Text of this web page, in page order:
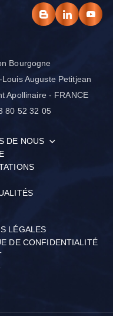
Bourgogne
Auguste Petitjean
Apollinaire - FRANCE
80 52 32 05
DE NOUS
LÉGALES
DE CONFIDENTIALITÉ